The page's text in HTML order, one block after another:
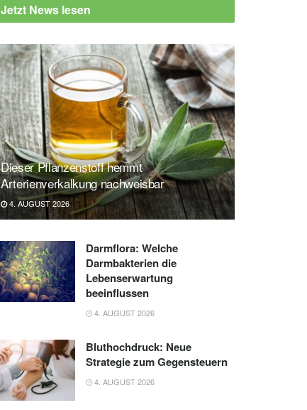
Jetzt News lesen
Dieser Pflanzenstoff hemmt
Arterienverkalkung nachweisbar
4. AUGUST 2026
Darmflora: Welche
Darmbakterien die
Lebenserwartung
beeinflussen
4. AUGUST 2026
Bluthochdruck: Neue
Strategie zum Gegensteuern
4. AUGUST 2026